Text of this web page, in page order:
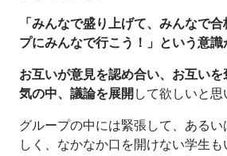
「みんなで盛り上げて、みんなで
プにみんなで行こう！」という意識
お互いが意見を認め合い、お互い
気の中、議論を展開 して欲しいと思
グループの中には緊張して、ある
しく、なかなか口を開けない学生